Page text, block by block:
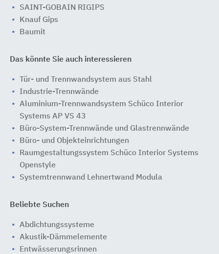
SAINT-GOBAIN RIGIPS
Knauf Gips
Baumit
Das könnte Sie auch interessieren
Tür- und Trennwandsystem aus Stahl
Industrie-Trennwände
Aluminium-Trennwandsystem Schüco Interior
Systems AP VS 43
Büro-System-Trennwände und Glastrennwände
Büro- und Objekteinrichtungen
Raumgestaltungssystem Schüco Interior Systems
Openstyle
Systemtrennwand Lehnertwand Modula
Beliebte Suchen
Abdichtungssysteme
Akustik-Dämmelemente
Entwässerungsrinnen